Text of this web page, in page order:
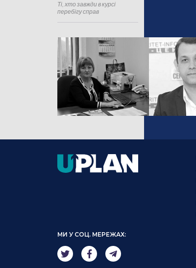
Ті, хто завжди в курсі
перебігу справ
МИ У СОЦ. МЕРЕЖАХ: